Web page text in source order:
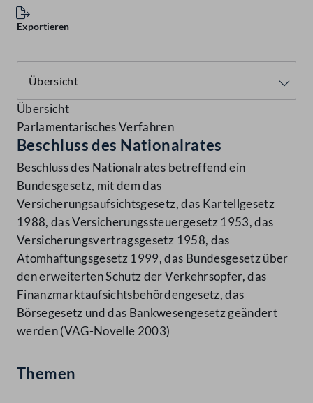
Exportieren
Übersicht
Parlamentarisches Verfahren
Beschluss des Nationalrates
Beschluss des Nationalrates betreffend ein
Bundesgesetz, mit dem das
Versicherungsaufsichtsgesetz, das Kartellgesetz
1988, das Versicherungssteuergesetz 1953, das
Versicherungsvertragsgesetz 1958, das
Atomhaftungsgesetz 1999, das Bundesgesetz über
den erweiterten Schutz der Verkehrsopfer, das
Finanzmarktaufsichtsbehördengesetz, das
Börsegesetz und das Bankwesengesetz geändert
werden (VAG-Novelle 2003)
Themen